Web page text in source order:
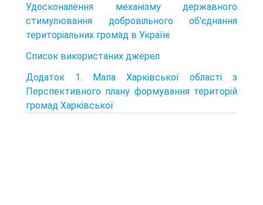
Удосконалення механізму державного
стимулювання добровільного об'єднання
територіальних громад в Україні
Список використаних джерел
Додаток 1. Мапа Харківської області з
Перспективного плану формування територій
громад Харківської